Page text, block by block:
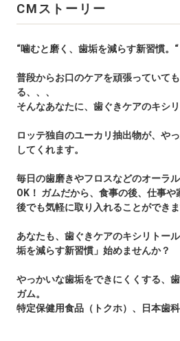
CMストーリー
“噛むと磨く、歯垢を減らす新習慣。“
普段からお口のケアを頑張っていて
る、、、
そんなあなたに、歯ぐきケアのキシ
ロッテ独自のユーカリ抽出物が、や
してくれます。
毎日の歯磨きやフロスなどのオーラ
OK！ ガムだから、食事の後、仕事
後でも気軽に取り入れることができま
あなたも、歯ぐきケアのキシリトー
垢を減らす新習慣」始めませんか？
やっかいな歯垢をできにくくする、
ガム。
特定保健用食品（トクホ）、日本歯